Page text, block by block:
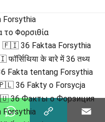
Φορσιθία
🇫🇮 36 Faktaa Forsythia
के बारे में 36 तथ्य
Fakta tentang Forsythia
36 Fakty o Forsycja
36 Факты о Форзиция